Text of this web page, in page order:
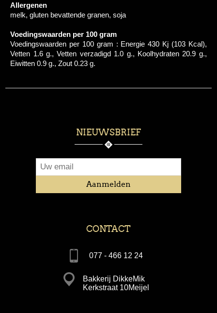
Allergenen
melk, gluten bevattende granen, soja
Voedingswaarden per 100 gram
Voedingswaarden per 100 gram : Energie 430 Kj (103 Kcal),
Vetten 1.6 g., Vetten verzadigd 1.0 g., Koolhydraten 20.9 g.,
Eiwitten 0.9 g., Zout 0.23 g.
NIEUWSBRIEF
CONTACT
077 - 466 12 24
Bakkerij DikkeMik
Kerkstraat 10Meijel